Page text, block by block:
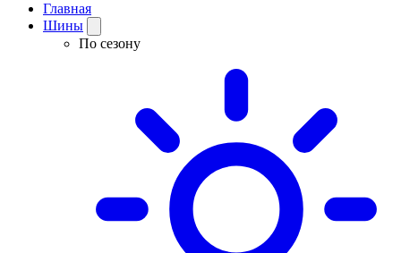
Главная
Шины
По сезону